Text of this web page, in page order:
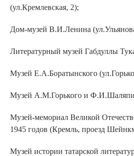
(ул.Кремлевская, 2);
Дом-музей В.И.Ленина
Литературный музей Габдуллы
Музей Е.А.Боратынского
Музей А.М.Горького и
Музей-мемориал Великой
1945 годов (Кремль, проезд
Музей истории татарской